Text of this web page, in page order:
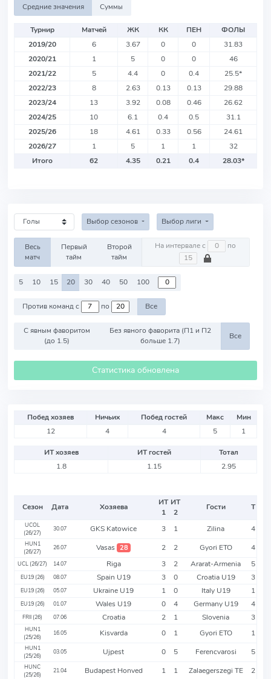
Средние значения Суммы
Турнир Матчей ЖК КК ПЕН
ФОЛЫ
2019/20
6 3.67 0 0
31.83
2020/21
1 5 0 0
46
2021/22
5 4.4 0 0.4 25.5*
2022/23
8 2.63 0.13 0.13
29.88
2023/24
13 3.92 0.08 0.46
26.62
2024/25
10 6.1 0.4 0.5
31.1
2025/26
18 4.61 0.33 0.56
24.61
2026/27
1 5 1 1
32
Итого
62 4.35 0.21 0.4 28.03*
Выбор сезонов Выбор лиги
Весь
матч
Первый
тайм
Второй
тайм
На интервале с по
5 10 15 20 30 40 50 100
Против команд с по Все
С явным фаворитом
(до 1.5)
Без явного фаворита (П1 и П2
больше 1.7)
Все
Статистика обновлена
Побед хозяев Ничьих Побед гостей Макс
Мин
12
4 4 5 1
ИТ хозяев ИТ гостей
Тотал
1.8
1.15 2.95
Сезон Дата Хозяева
ИТ
1
ИТ
2
Гости Т
UCOL
(26/27)
30.07 GKS Katowice 3 1 Zilina 4
HUN1
(26/27)
26.07 Vasas 28 2 2 Gyori ETO 4
UCL (26/27) 14.07 Riga 3 2 Ararat-Armenia 5
EU19 (26) 08.07 Spain U19 3 0 Croatia U19 3
EU19 (26) 05.07 Ukraine U19 1 0 Italy U19 1
EU19 (26) 01.07 Wales U19 0 4 Germany U19 4
FRII (26) 07.06 Croatia 2 1 Slovenia 3
HUN1
(25/26)
16.05 Kisvarda 0 1 Gyori ETO 1
HUN1
(25/26)
03.05 Ujpest 0 5 Ferencvarosi 5
HUNC
(25/26)
21.04 Budapest Honved 1 1 Zalaegerszegi TE 2